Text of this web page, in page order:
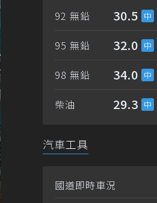
92 無鉛 30.5
95 無鉛 32.0
98 無鉛 34.0
柴油 29.3
汽車工具
國道即時車況